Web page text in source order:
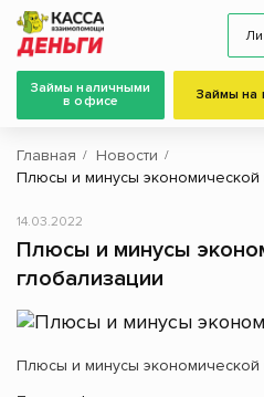
Займы наличными
в офисе
Займы на
Главная
Новости
Плюсы и минусы экономической
Плюсы и минусы
глобализации
14.03.2022
Плюсы и минусы экономической